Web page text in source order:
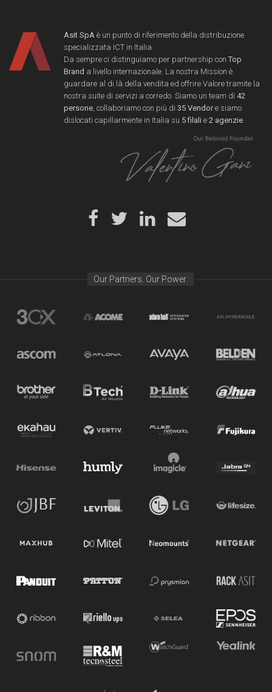
Asit SpA è un punto di riferimento della distribuzione
specializzata ICT in Italia.
Da sempre ci distinguiamo per partnership con Top
Brand a livello internazionale. La nostra Mission è
guardare al di là della vendita ed offrire Valore tramite la
nostra suite di servizi a corredo. Siamo un team di 42
persone , collaboriamo con più di 35 Vendore siamo
dislocati capillarmente in Italia su 5 filali e 2 agenzie